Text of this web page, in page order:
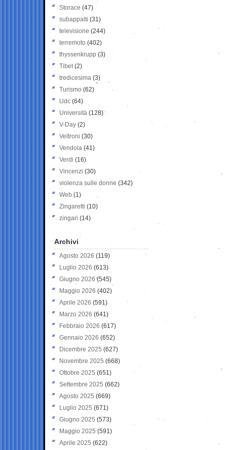
Storace (47)
subappalti (31)
televisione(244)
terremoto (402)
thyssenkrupp (3)
Tibet(2)
tredicesima (3)
Turismo (62)
Udc (64)
Università (128)
V-Day (2)
Veltroni (30)
Vendola (41)
Verdi (16)
Vincenzi (30)
violenza sulle donne (342)
Web (1)
Zingaretti (10)
zingari (14)
Archivi
Agosto 2026 (119)
Luglio 2026 (613)
Giugno 2026 (545)
Maggio 2026 (402)
Aprile 2026 (591)
Marzo 2026 (641)
Febbraio 2026 (617)
Gennaio 2026 (652)
Dicembre 2025 (627)
Novembre 2025 (668)
Ottobre 2025 (651)
Settembre 2025 (662)
Agosto 2025 (669)
Luglio 2025 (671)
Giugno 2025 (573)
Maggio 2025 (591)
Aprile 2025 (622)